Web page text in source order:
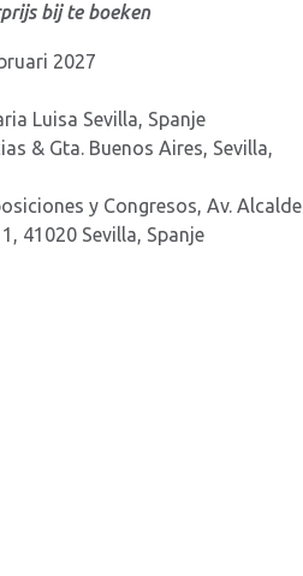
bij te boeken
2027
Luisa Sevilla, Spanje
& Gta. Buenos Aires, Sevilla,
y Congresos, Av. Alcalde
41020 Sevilla, Spanje